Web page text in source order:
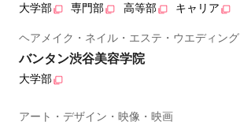
大学部 専門部 高等部 キャリア
ヘアメイク・ネイル・エステ・ウエディング
バンタン渋谷美容学院
大学部
アート・デザイン・映像・映画